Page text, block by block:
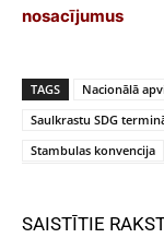
nosacījumus
TAGS Nacionālā
Saulkrastu SDG
Stambulas konvencija
SAISTĪTIE